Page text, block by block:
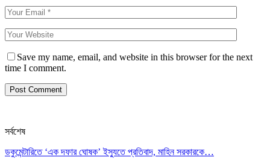
Save my name, email, and website in this browser for the next
time I comment.
সর্বশেষ
ডকুমেন্টারিতে ‘এক দফার ঘোষক’ ইস্যুতে প্রতিবাদ, মাহিন সরকারকে…